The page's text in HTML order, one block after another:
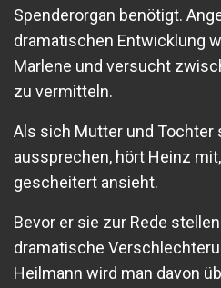
Spenderorgan benötigt.
dramatischen Entwicklung
Marlene und versucht
zu vermitteln.
Als sich Mutter und Tochter
aussprechen, hört Heinz
gescheitert ansieht.
Bevor er sie zur Rede
dramatische
Heilmann wird man davon